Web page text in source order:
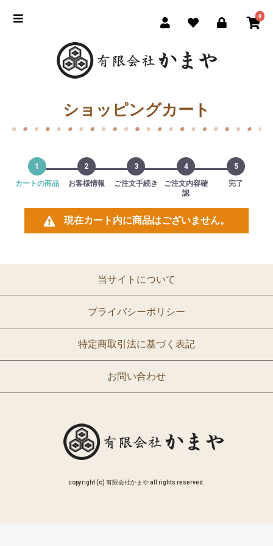
0
ショッピングカート
1
カートの商品
2
お客様情報
3
ご注文手続き
4
ご注文内容確
認
5
完了
現在カート内に商品はございません。
当サイトについて
プライバシーポリシー
特定商取引法に基づく表記
お問い合わせ
copyright (c) 有限会社かまや all rights reserved.